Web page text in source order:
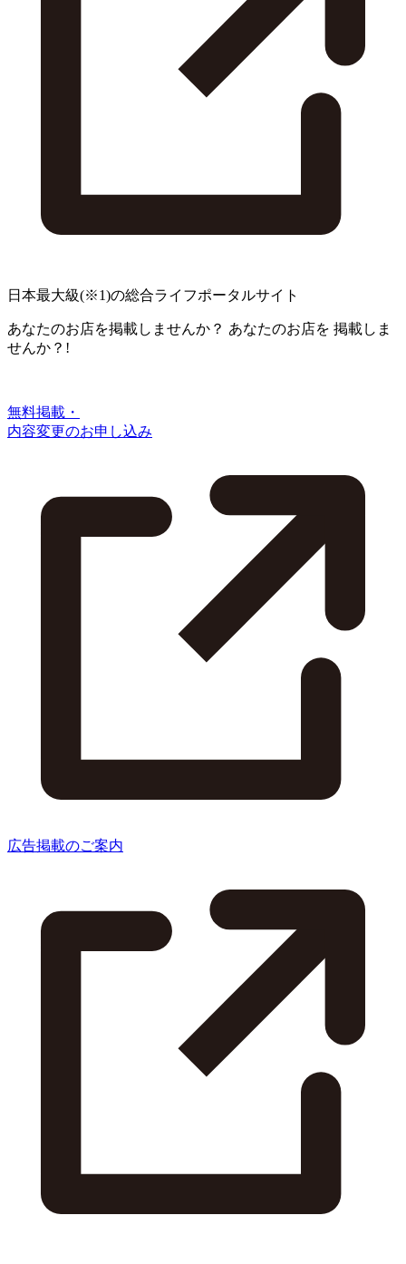
日本最大級(※1)の総合ライフポータルサイト
あなたのお店を掲載しませんか？ あなたのお店を 掲載しま
せんか？!
無料掲載・
内容変更のお申し込み
広告掲載のご案内